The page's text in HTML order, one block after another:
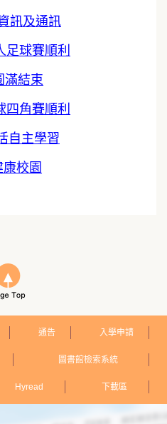
訊及通訊
足球賽順利
滿結束
四角賽順利
自主學習
康校園
通告 入學申請
圖書館檢索系統
Hyread 下載區